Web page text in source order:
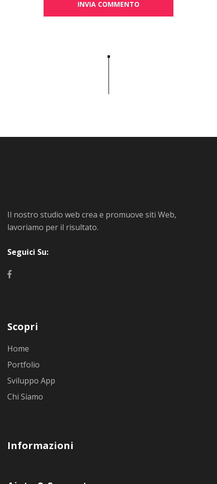
Il nostro studio web crea e promuove siti Web,
lavoriamo per il risultato.
Seguici Su:
Scopri
Home
Portfolio
Sviluppo App
Chi Siamo
Informazioni